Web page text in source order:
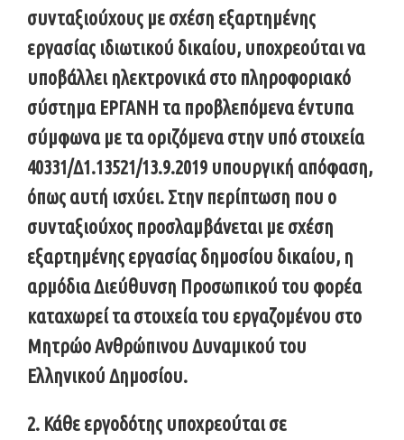
συνταξιούχους με σχέση εξαρτημένης
εργασίας ιδιωτικού δικαίου, υποχρεούται να
υποβάλλει ηλεκτρονικά στο πληροφοριακό
σύστημα ΕΡΓΑΝΗ τα προβλεπόμενα έντυπα
σύμφωνα με τα οριζόμενα στην υπό στοιχεία
40331/Δ1.13521/13.9.2019 υπουργική απόφαση,
όπως αυτή ισχύει. Στην περίπτωση που ο
συνταξιούχος προσλαμβάνεται με σχέση
εξαρτημένης εργασίας δημοσίου δικαίου, η
αρμόδια Διεύθυνση Προσωπικού του φορέα
καταχωρεί τα στοιχεία του εργαζομένου στο
Μητρώο Ανθρώπινου Δυναμικού του
Ελληνικού Δημοσίου.
2. Κάθε εργοδότης υποχρεούται σε